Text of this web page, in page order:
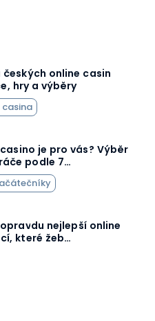
online casin
hry a výběry
casina
je pro vás? Výběr
podle 7…
nejlepší online
které žeb…